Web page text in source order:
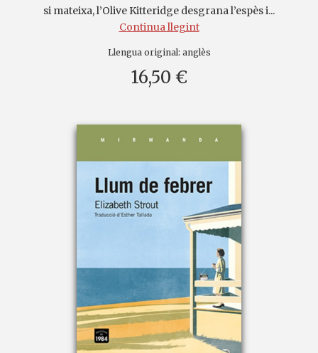
si mateixa, l’Olive Kitteridge desgrana l’espès i...
Continua llegint
Llengua original: anglès
16,50 €